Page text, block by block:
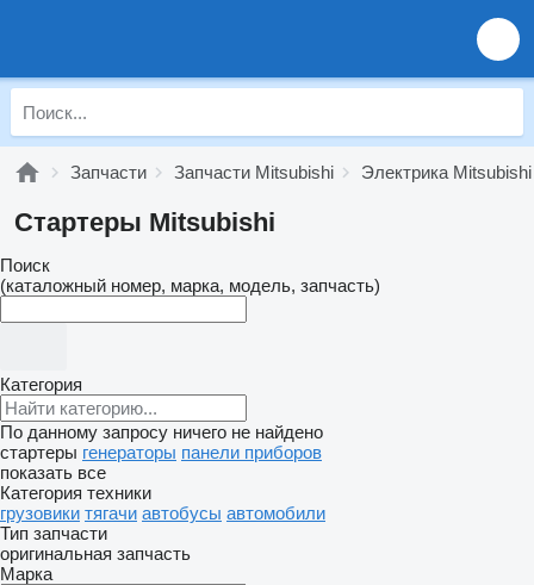
Запчасти Запчасти Mitsubishi Электрика Mitsubishi
Стартеры Mitsubishi
Поиск
(каталожный номер, марка, модель, запчасть)
Категория
По данному запросу ничего не найдено
стартеры генераторы панели приборов
показать все
Категория техники
грузовики тягачи автобусы автомобили
Тип запчасти
оригинальная запчасть
Марка